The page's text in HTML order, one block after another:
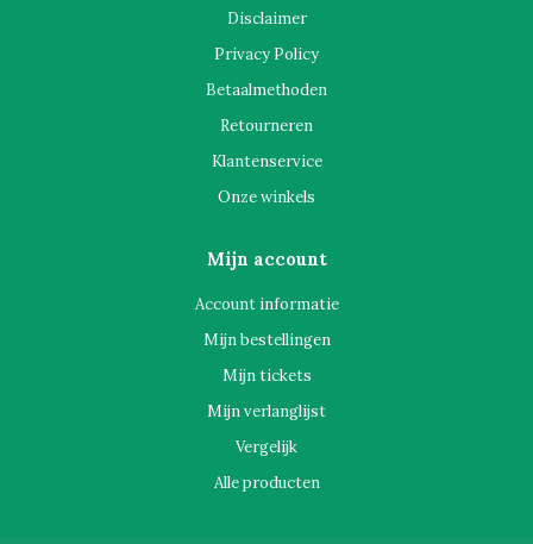
Disclaimer
Privacy Policy
Betaalmethoden
Retourneren
Klantenservice
Onze winkels
Mijn account
Account informatie
Mijn bestellingen
Mijn tickets
Mijn verlanglijst
Vergelijk
Alle producten